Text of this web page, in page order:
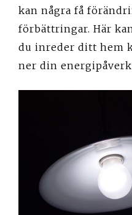
kan några få
förbättringar. Här
du inreder ditt hem
ner din